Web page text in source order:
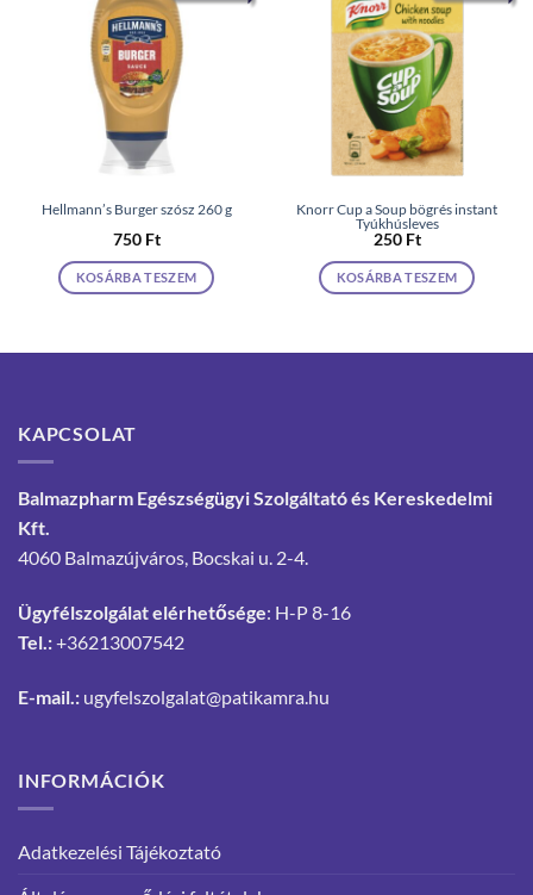
Hellmann’s Burger szósz 260 g
750 Ft
KOSÁRBA TESZEM
Knorr Cup a Soup bögrés instant
Tyúkhúsleves
250 Ft
KOSÁRBA TESZEM
KAPCSOLAT
Balmazpharm Egészségügyi Szolgáltató és Kereskedelmi
Kft.
4060 Balmazújváros, Bocskai u. 2-4.
Ügyfélszolgálat elérhetősége: H-P 8-16
Tel.:+36213007542
E-mail.: ugyfelszolgalat@patikamra.hu
INFORMÁCIÓK
Adatkezelési Tájékoztató